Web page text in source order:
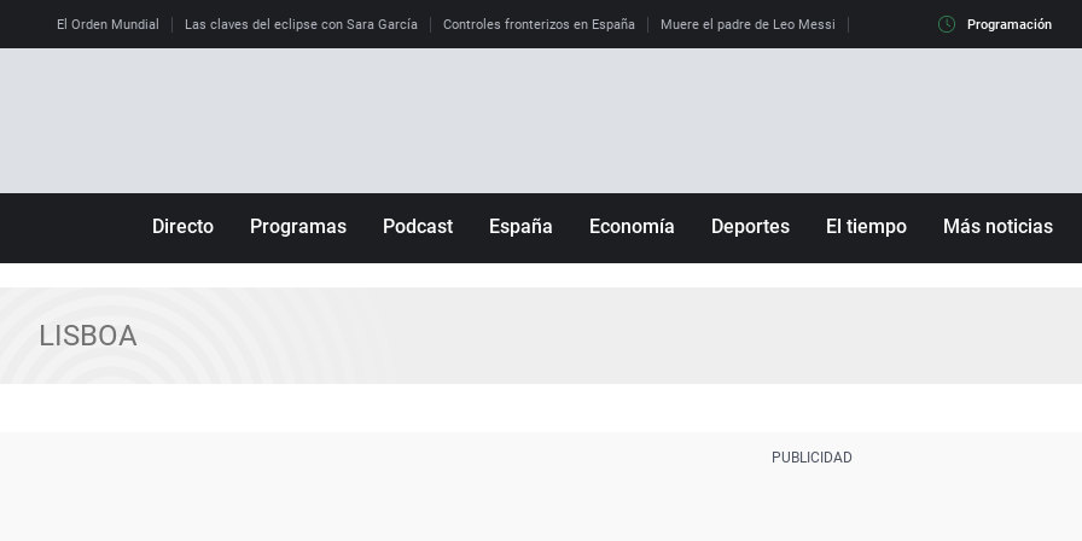
El Orden Mundial Las claves del eclipse con Sara García Controles fronterizos en España Muere el padre de Leo Messi La diferencia entre observar el
Programación
Directo Programas Podcast España Economía Deportes El tiempo Más noticias
LISBOA